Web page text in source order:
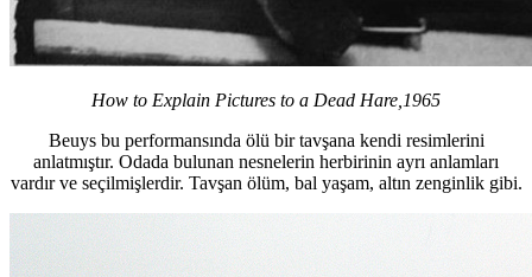
How to Explain Pictures to a Dead Hare,1965
Beuys bu performansında ölü bir tavşana kendi resimlerini
anlatmıştır. Odada bulunan nesnelerin herbirinin ayrı anlamları
vardır ve seçilmişlerdir. Tavşan ölüm, bal yaşam, altın zenginlik gibi.